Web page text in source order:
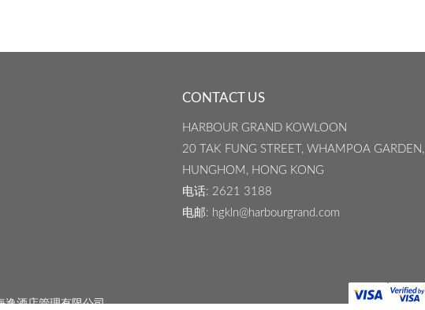
CONTACT US
HARBOUR GRAND KOWLOON
20 TAK FUNG STREET, WHAMPOA GARDEN,
HUNGHOM, HONG KONG
电话: 2621 3188
电邮: hgkln@harbourgrand.com
逸酒店管理有限公司